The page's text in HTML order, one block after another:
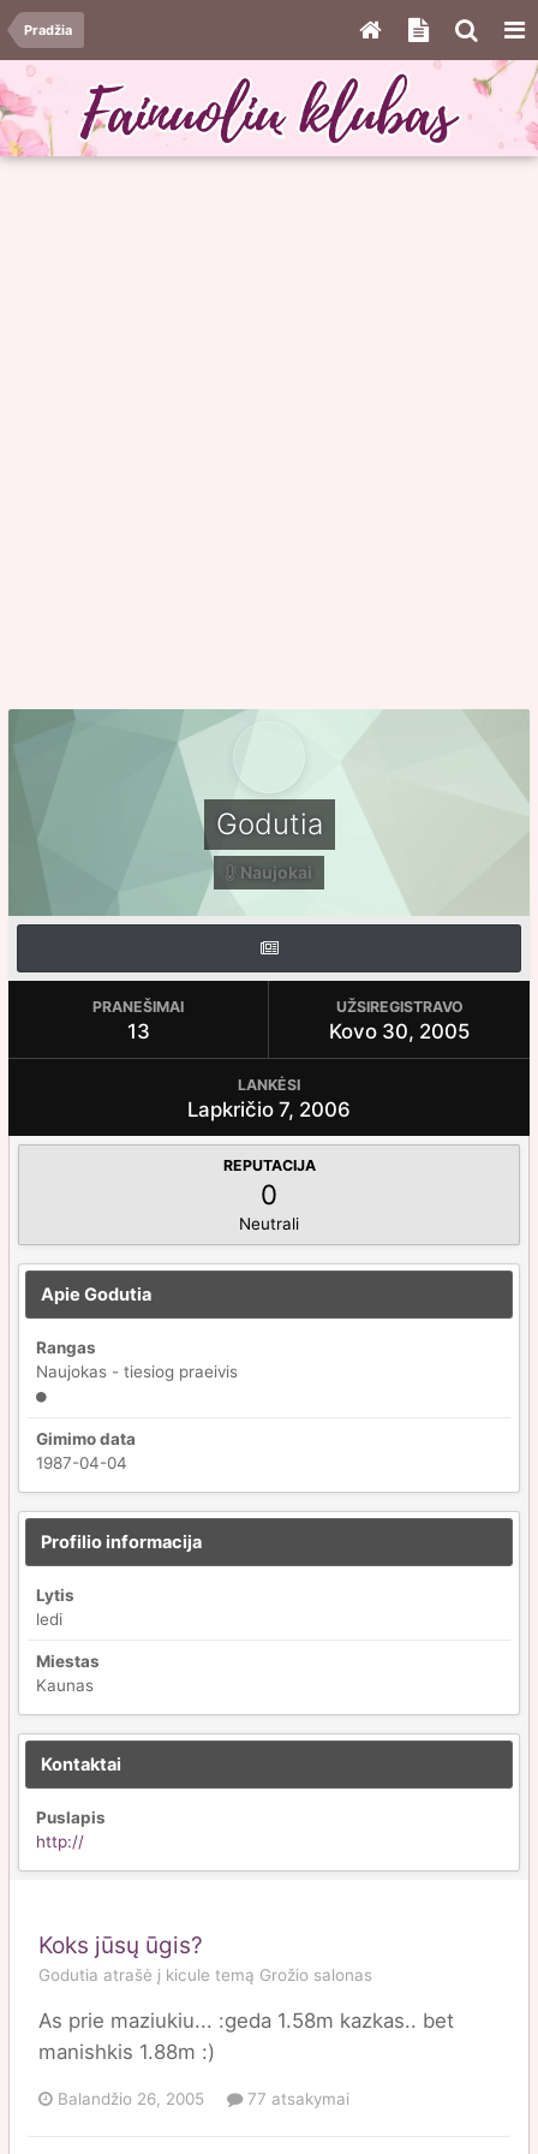
Pradžia
Godutia
Naujokai
PRANEŠIMAI
13
UŽSIREGISTRAVO
Kovo 30, 2005
LANKĖSI
Lapkričio 7, 2006
REPUTACIJA
0
Neutrali
Apie Godutia
Rangas
Naujokas - tiesiog praeivis
Gimimo data
1987-04-04
Profilio informacija
Lytis
ledi
Miestas
Kaunas
Kontaktai
Puslapis
http://
Koks jūsų ūgis?
Godutia atrašė į kicule temą Grožio salonas
As prie maziukiu... :geda 1.58m kazkas.. bet
manishkis 1.88m :)
Balandžio 26, 2005 77 atsakymai